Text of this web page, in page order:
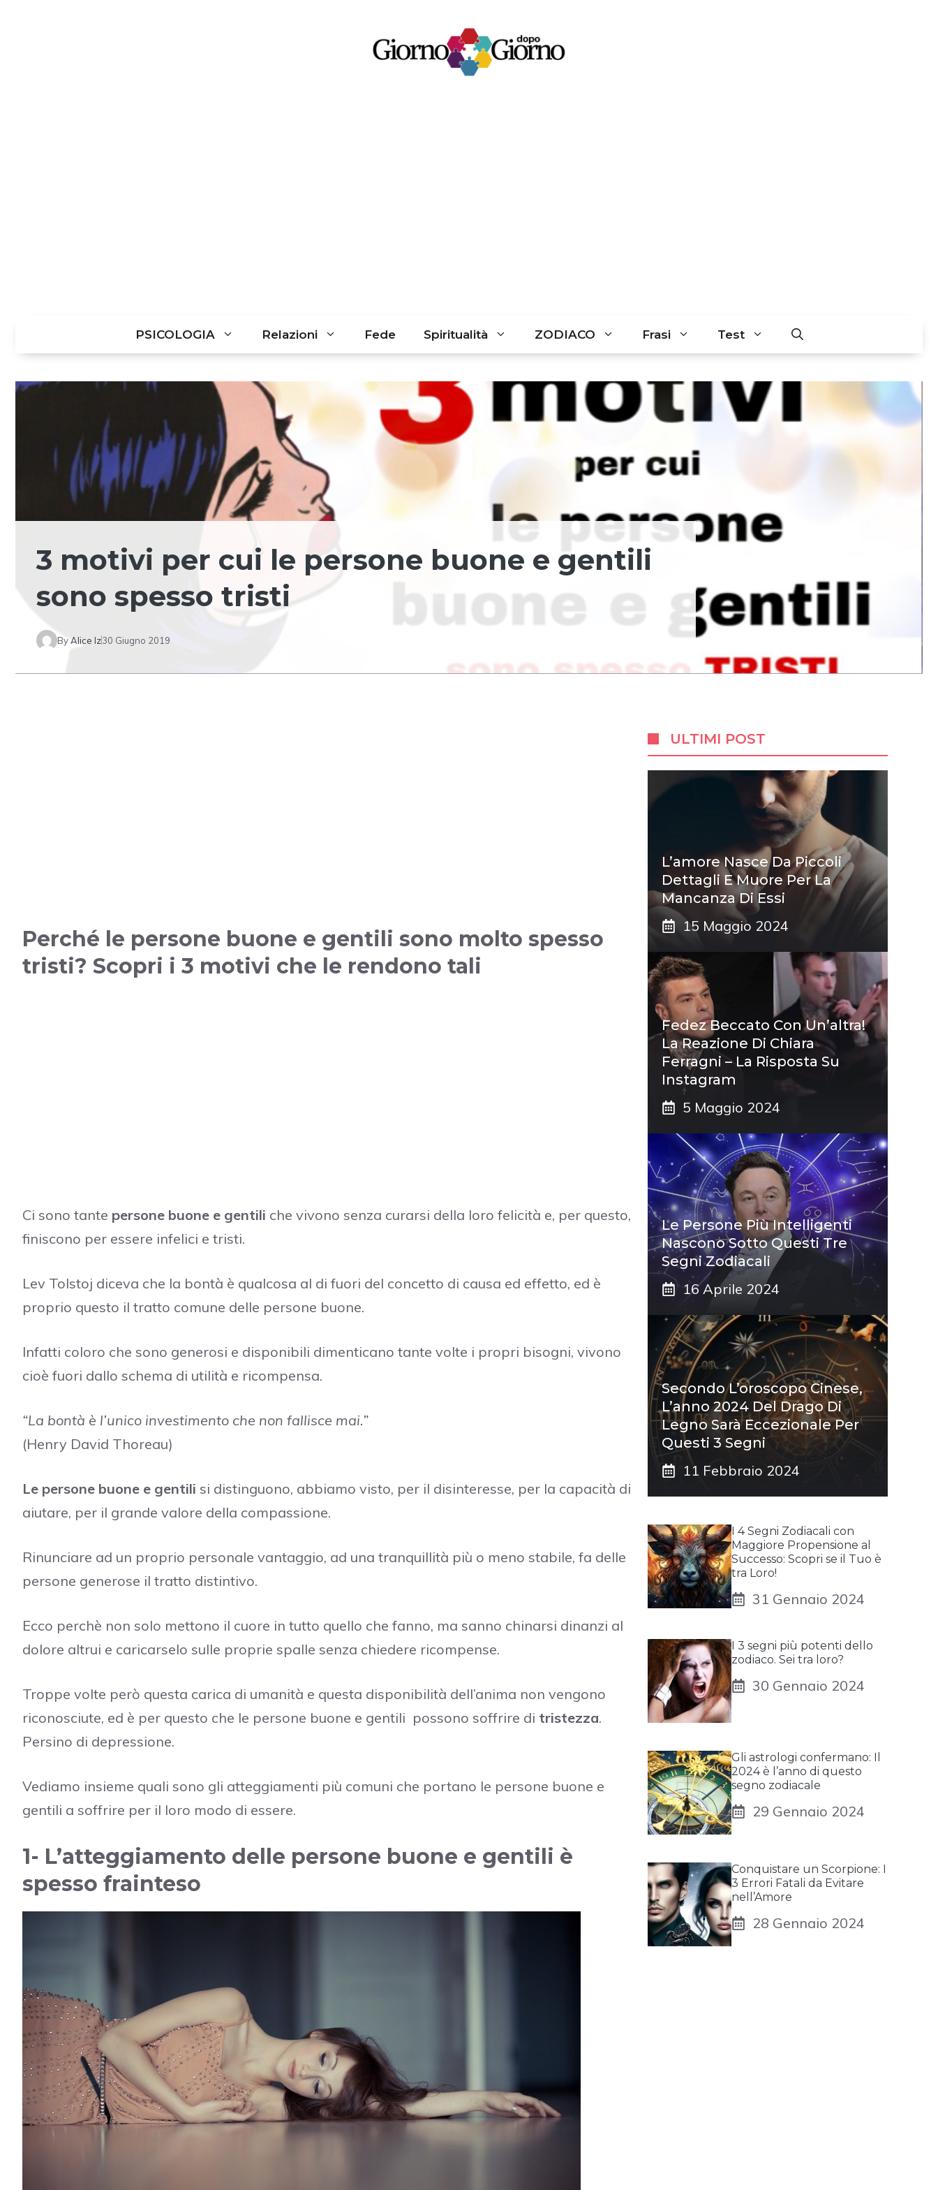
PSICOLOGIA Relazioni Fede Spiritualità ZODIACO Frasi Test
3 motivi per cui le persone buone e gentili
sono spesso tristi
ByAlice Iz30 Giugno 2019
Perché le persone buone e gentili sono molto spesso
tristi? Scopri i 3 motivi che le rendono tali
Ci sono tante persone buone e gentili che vivono senza curarsi della loro felicità e, per questo,
finiscono per essere infelici e tristi.
Lev Tolstoj diceva che la bontà è qualcosa al di fuori del concetto di causa ed effetto, ed è
proprio questo il tratto comune delle persone buone.
Infatti coloro che sono generosi e disponibili dimenticano tante volte i propri bisogni, vivono
cioè fuori dallo schema di utilità e ricompensa.
“La bontà è l’unico investimento che non fallisce mai.”
(Henry David Thoreau)
Le persone buone e gentili si distinguono, abbiamo visto, per il disinteresse, per la capacità di
aiutare, per il grande valore della compassione.
Rinunciare ad un proprio personale vantaggio, ad una tranquillità più o meno stabile, fa delle
persone generose il tratto distintivo.
Ecco perchè non solo mettono il cuore in tutto quello che fanno, ma sanno chinarsi dinanzi al
dolore altrui e caricarselo sulle proprie spalle senza chiedere ricompense.
Troppe volte però questa carica di umanità e questa disponibilità dell’anima non vengono
riconosciute, ed è per questo che le persone buone e gentili possono soffrire di tristezza.
Persino di depressione.
Vediamo insieme quali sono gli atteggiamenti più comuni che portano le persone buone e
gentili a soffrire per il loro modo di essere.
1- L’atteggiamento delle persone buone e gentili è
spesso frainteso
ULTIMI POST
L’amore Nasce Da Piccoli
Dettagli E Muore Per La
Mancanza Di Essi
15 Maggio 2024
Fedez Beccato Con Un’altra!
La Reazione Di Chiara
Ferragni – La Risposta Su
Instagram
5 Maggio 2024
Le Persone Più Intelligenti
Nascono Sotto Questi Tre
Segni Zodiacali
16 Aprile 2024
Secondo L’oroscopo Cinese,
L’anno 2024 Del Drago Di
Legno Sarà Eccezionale Per
Questi 3 Segni
11 Febbraio 2024
I 4 Segni Zodiacali con
Maggiore Propensione al
Successo: Scopri se il Tuo è
tra Loro!
31 Gennaio 2024
I 3 segni più potenti dello
zodiaco. Sei tra loro?
30 Gennaio 2024
Gli astrologi confermano: Il
2024 è l’anno di questo
segno zodiacale
29 Gennaio 2024
Conquistare un Scorpione: I
3 Errori Fatali da Evitare
nell’Amore
28 Gennaio 2024